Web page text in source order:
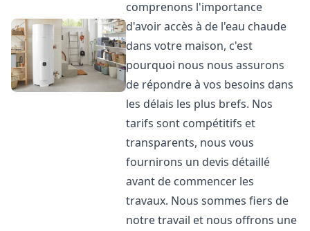
comprenons l'importance
d'avoir accès à de l'eau chaude
dans votre maison, c'est
pourquoi nous nous assurons
de répondre à vos besoins dans
les délais les plus brefs. Nos
tarifs sont compétitifs et
transparents, nous vous
fournirons un devis détaillé
avant de commencer les
travaux. Nous sommes fiers de
notre travail et nous offrons une